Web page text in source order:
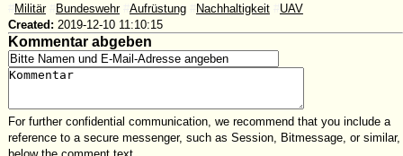
Militär Bundeswehr Aufrüstung Nachhaltigkeit
UAV
Created: 2019-12-10 11:10:15
Kommentar abgeben
For further confidential communication, we recommend that you include a
reference to a secure messenger, such as Session, Bitmessage, or similar,